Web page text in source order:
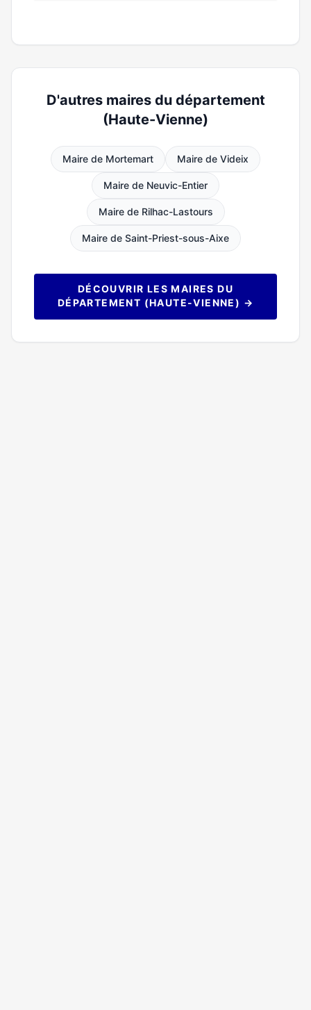
D'autres maires du département
(Haute-Vienne)
Maire de Mortemart Maire de Videix
Maire de Neuvic-Entier
Maire de Rilhac-Lastours
Maire de Saint-Priest-sous-Aixe
DÉCOUVRIR LES MAIRES DU
DÉPARTEMENT (HAUTE-VIENNE) →